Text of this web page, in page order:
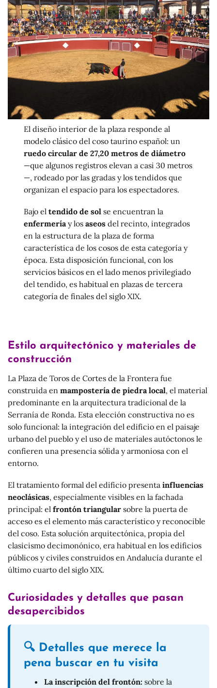
El diseño interior de la plaza responde al
modelo clásico del coso taurino español: un
ruedo circular de 27,20 metros de diámetro
—que algunos registros elevan a casi 30 metros
—, rodeado por las gradas y los tendidos que
organizan el espacio para los espectadores.
Bajo eltendido de sol se encuentran la
enfermería y losaseos del recinto, integrados
en la estructura de la plaza de forma
característica de los cosos de esta categoría y
época. Esta disposición funcional, con los
servicios básicos en el lado menos privilegiado
del tendido, es habitual en plazas de tercera
categoría de finales del siglo XIX.
Estilo arquitectónico y materiales de
construcción
La Plaza de Toros de Cortes de la Frontera fue
construida en mampostería de piedra local, el material
predominante en la arquitectura tradicional de la
Serranía de Ronda. Esta elección constructiva no es
solo funcional: la integración del edificio en el paisaje
urbano del pueblo y el uso de materiales autóctonos le
confieren una presencia sólida y armoniosa con el
entorno.
El tratamiento formal del edificio presenta influencias
neoclásicas, especialmente visibles en la fachada
principal: el frontón triangular sobre la puerta de
acceso es el elemento más característico y reconocible
del coso. Esta solución arquitectónica, propia del
clasicismo decimonónico, era habitual en los edificios
públicos y civiles construidos en Andalucía durante el
último cuarto del siglo XIX.
Curiosidades y detalles que pasan
desapercibidos
🔍 Detalles que merece la
pena buscar en tu visita
La inscripción del frontón: sobre la